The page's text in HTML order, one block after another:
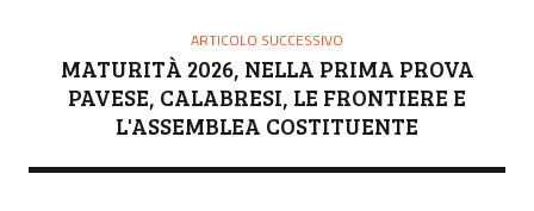
ARTICOLO SUCCESSIVO
MATURITÀ 2026, NELLA PRIMA PROVA
PAVESE, CALABRESI, LE FRONTIERE E
L'ASSEMBLEA COSTITUENTE